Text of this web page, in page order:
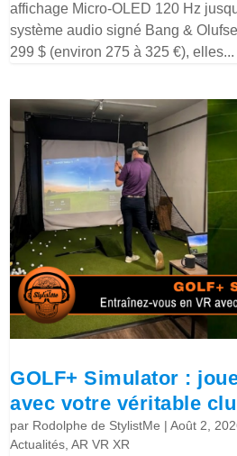
affichage Micro-OLED 120 Hz
système audio signé Bang &
299 $ (environ 275 à 325 €), elles...
GOLF+ Simulator :
avec votre véritable
par Rodolphe de StylistMe |Août 2,
Actualités,AR VR XR